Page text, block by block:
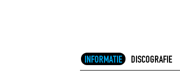
INFORMATIE DISCOGRAFIE